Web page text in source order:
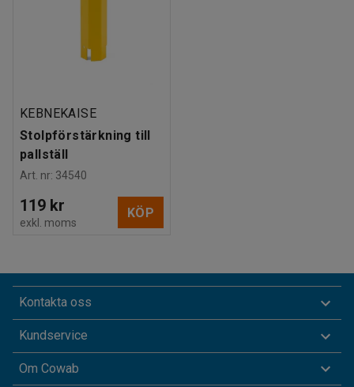
KEBNEKAISE
Stolpförstärkning till
pallställ
Art. nr: 34540
119 kr
exkl. moms
KÖP
Kontakta oss
Kundservice
Om Cowab